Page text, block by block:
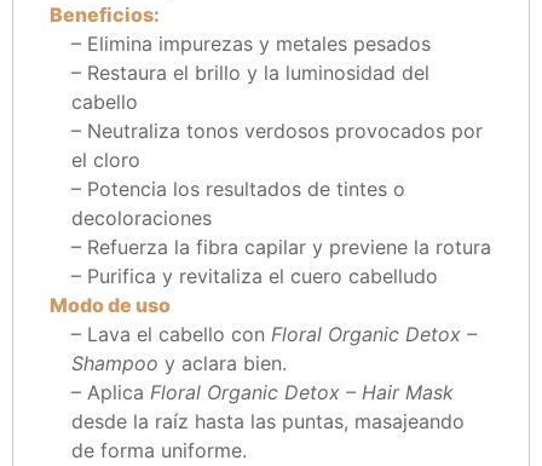
Beneficios:
– Elimina impurezas y metales pesados
– Restaura el brillo y la luminosidad del
cabello
– Neutraliza tonos verdosos provocados por
el cloro
– Potencia los resultados de tintes o
decoloraciones
– Refuerza la fibra capilar y previene la rotura
– Purifica y revitaliza el cuero cabelludo
Modo de uso
– Lava el cabello con Floral Organic Detox –
Shampoo y aclara bien.
– Aplica Floral Organic Detox – Hair Mask
desde la raíz hasta las puntas, masajeando
de forma uniforme.